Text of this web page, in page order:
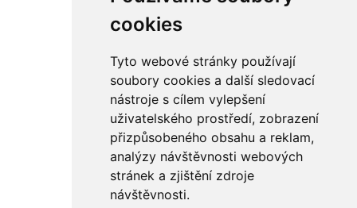
cookies
Tyto webové stránky používají
soubory cookies a další sledovací
nástroje s cílem vylepšení
uživatelského prostředí, zobrazení
přizpůsobeného obsahu a reklam,
analýzy návštěvnosti webových
stránek a zjištění zdroje
návštěvnosti.
řetězy
ostatní části
sekundární
sání
sedla
spojovací materiál
matice
podložky
pojistné kroužky
šrouby
výbava
výfuky a kolena